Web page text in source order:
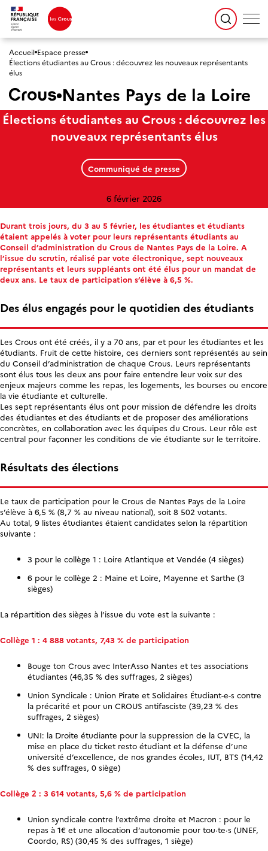
Accueil Espace presse
Élections étudiantes au Crous : découvrez les nouveaux représentants
élus
Nantes Pays de la Loire
Élections étudiantes au Crous : découvrez les
nouveaux représentants élus
Communiqué de presse
6 février 2026
Durant trois jours, du 3 au 5 février, les étudiantes et étudiants
étaient appelés à voter pour leurs représentants étudiants au
Conseil d’administration du Crous de Nantes Pays de la Loire. A
l’issue du scrutin, réalisé par vote électronique, sept nouveaux
représentants et leurs suppléants ont été élus pour un mandat de
deux ans. Le taux de participation s’élève à 6,5 %.
Des élus engagés pour le quotidien des étudiants
Les Crous ont été créés, il y a 70 ans, par et pour les étudiantes et les
étudiants. Fruit de cette histoire, ces derniers sont représentés au sein
du Conseil d’administration de chaque Crous. Leurs représentants
sont élus tous les deux ans pour faire entendre leur voix sur des
enjeux majeurs comme les repas, les logements, les bourses ou encore
la vie étudiante et culturelle.
Les sept représentants élus ont pour mission de défendre les droits
des étudiantes et des étudiants et de proposer des améliorations
concrètes, en collaboration avec les équipes du Crous. Leur rôle est
central pour façonner les conditions de vie étudiante sur le territoire.
Résultats des élections
Le taux de participation pour le Crous de Nantes Pays de la Loire
s’élève à 6,5 % (8,7 % au niveau national), soit 8 502 votants.
Au total, 9 listes étudiantes étaient candidates selon la répartition
suivante :
3 pour le collège 1 : Loire Atlantique et Vendée (4 sièges)
6 pour le collège 2 : Maine et Loire, Mayenne et Sarthe (3
sièges)
La répartition des sièges à l’issue du vote est la suivante :
Collège 1 : 4 888 votants, 7,43 % de participation
Bouge ton Crous avec InterAsso Nantes et tes associations
étudiantes (46,35 % des suffrages, 2 sièges)
Union Syndicale : Union Pirate et Solidaires Étudiant-e-s contre
la précarité et pour un CROUS antifasciste (39,23 % des
suffrages, 2 sièges)
UNI: la Droite étudiante pour la suppression de la CVEC, la
mise en place du ticket resto étudiant et la défense d’une
université d’excellence, de nos grandes écoles, IUT, BTS (14,42
% des suffrages, 0 siège)
Collège 2 : 3 614 votants, 5,6 % de participation
Union syndicale contre l’extrême droite et Macron : pour le
repas à 1€ et une allocation d’autonomie pour tou·te·s (UNEF,
Coordo, RS) (30,45 % des suffrages, 1 siège)